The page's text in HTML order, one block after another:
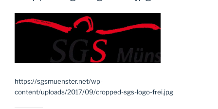
https://sgsmuenster.net/wp-
content/uploads/2017/09/cropped-sgs-logo-frei.jpg